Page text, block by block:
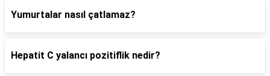
Yumurtalar nasıl çatlamaz?
Hepatit C yalancı pozitiflik nedir?